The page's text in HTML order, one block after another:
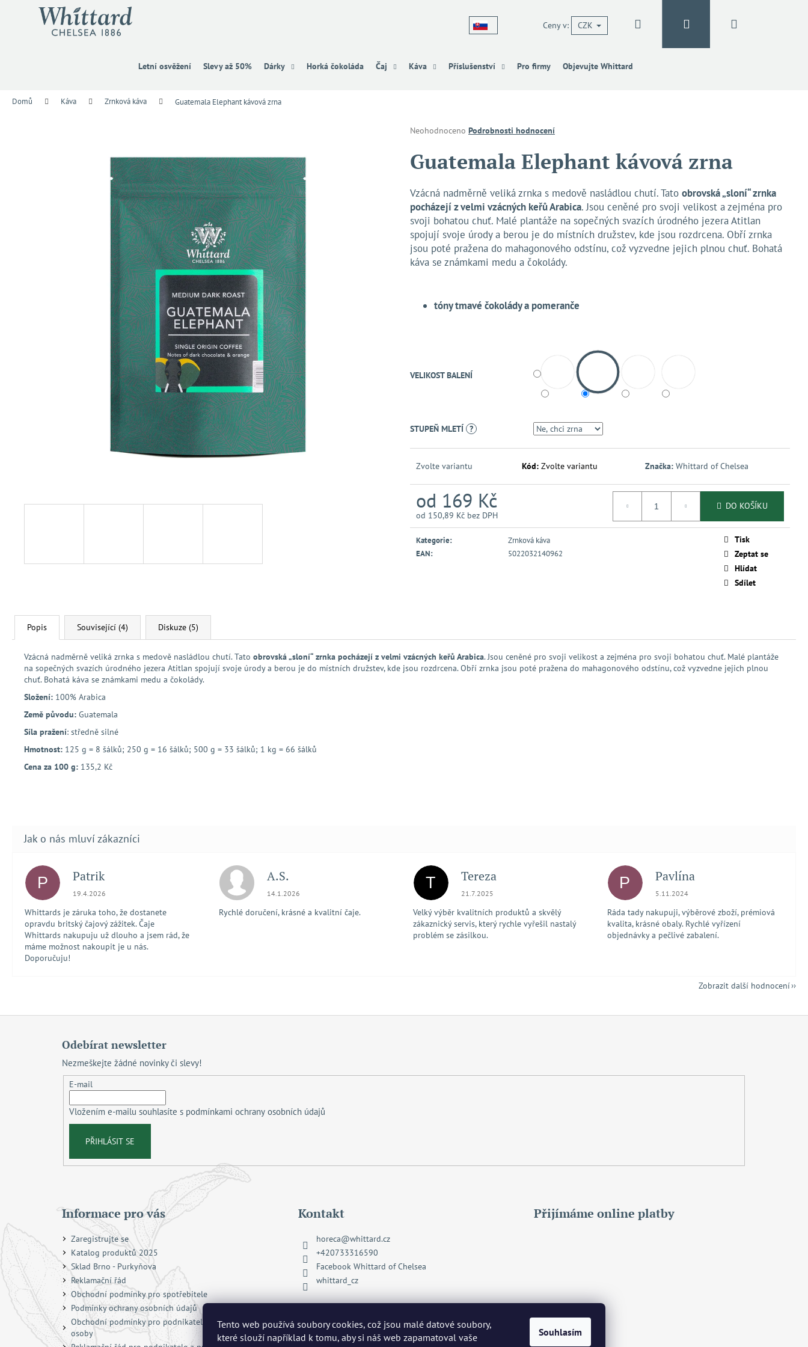
Tento web používá soubory cookies, což jsou malé datové soubory,
které slouží například k tomu, aby si náš web zapamatoval vaše
Souhlasím
Letní osvěžení Slevy až 50% Dárky Horká čokoláda Čaj Káva Příslušenství Pro firmy Objevujte Whittard
Ceny v: CZK Přihlášení
Domů Káva Zrnková káva Guatemala Elephant kávová zrna
Průměrné
produktu
je
z
5
hvězdiček.
Neohodnoceno Podrobnosti hodnocení
Guatemala Elephant kávová zrna
Vzácná nadměrně veliká zrnka s medově nasládlou chutí. Tato obrovská „sloní“ zrnka
pocházejí z velmi vzácných keřů Arabica. Jsou ceněné pro svoji velikost a zejména pro
svoji bohatou chuť. Malé plantáže na sopečných svazích úrodného jezera Atitlan
spojují svoje úrody a berou je do místních družstev, kde jsou rozdrcena. Obří zrnka
jsou poté pražena do mahagonového odstínu, což vyzvedne jejich plnou chuť. Bohatá
káva se známkami medu a čokolády.
tóny tmavé čokolády a pomeranče
VELIKOST BALENÍ
STUPEŇ MLETÍ ?
Zvolte variantu Kód: Zvolte variantu Značka: Whittard of Chelsea
od 169 Kč
od 150,89 Kč bez DPH
Měrná
cena:
DO KOŠÍKU
Kategorie:
Zrnková káva
EAN: 5022032140962
Tisk
Zeptat se
Hlídat
Sdílet
Popis Související (4) Diskuze (5)
Vzácná nadměrně veliká zrnka s medově nasládlou chutí. Tato obrovská „sloní“ zrnka pocházejí z velmi vzácných keřů Arabica. Jsou ceněné pro svoji velikost a zejména pro svoji bohatou chuť. Malé plantáže
na sopečných svazích úrodného jezera Atitlan spojují svoje úrody a berou je do místních družstev, kde jsou rozdrcena. Obří zrnka jsou poté pražena do mahagonového odstínu, což vyzvedne jejich plnou
chuť. Bohatá káva se známkami medu a čokolády.
Složení: 100% Arabica
Země původu: Guatemala
Síla pražení: středně silné
Hmotnost: 125 g = 8 šálků; 250 g = 16 šálků; 500 g = 33 šálků; 1 kg = 66 šálků
Cena za 100 g: 135,2 Kč
P Patrik
Hodnocení obchodu je 5 z 5 hvězdiček.
19.4.2026
Whittards je záruka toho, že dostanete
opravdu britský čajový zážitek. Čaje
Whittards nakupuju už dlouho a jsem rád, že
máme možnost nakoupit je u nás.
Doporučuju!
A.S.
Hodnocení obchodu je 5 z 5 hvězdiček.
14.1.2026
Rychlé doručení, krásné a kvalitní čaje.
T Tereza
Hodnocení obchodu je 5 z 5 hvězdiček.
21.7.2025
Velký výběr kvalitních produktů a skvělý
zákaznický servis, který rychle vyřešil nastalý
problém se zásilkou.
P Pavlína
Hodnocení obchodu je 5 z 5 hvězdiček.
5.11.2024
Ráda tady nakupuji, výběrové zboží, prémiová
kvalita, krásné obaly. Rychlé vyřízení
objednávky a pečlivé zabalení.
Zobrazit další hodnocení
Zpět
Zpět
Co potřebujete najít?
Odebírat newsletter
Nezmeškejte žádné novinky či slevy!
E-mail
Vložením e-mailu souhlasíte s podmínkami ochrany osobních údajů
PŘIHLÁSIT SE
Informace pro vás
Zaregistrujte se
Katalog produktů 2025
Sklad Brno - Purkyňova
Reklamační řád
Obchodní podmínky pro spotřebitele
Podmínky ochrany osobních údajů
Obchodní podmínky pro podnikatele a právnické
osoby
Kontakt
horeca@whittard.cz
+420733316590
Facebook Whittard of Chelsea
whittard_cz
Přijímáme online platby